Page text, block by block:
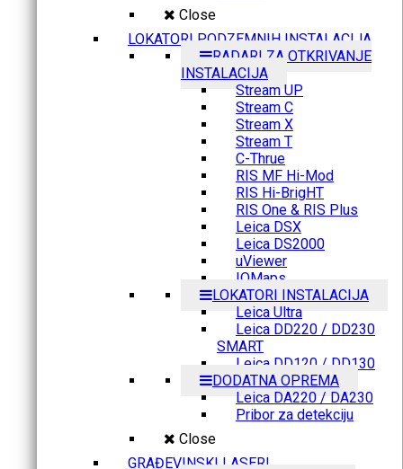
Close
LOKATORI PODZEMNIH INSTALACIJA
RADARI ZA OTKRIVANJE
INSTALACIJA
Stream UP
Stream C
Stream X
Stream T
C-Thrue
RIS MF Hi-Mod
RIS Hi-BrigHT
RIS One & RIS Plus
Leica DSX
Leica DS2000
uViewer
IQMaps
LOKATORI INSTALACIJA
Leica Ultra
Leica DD220 / DD230
SMART
Leica DD120 / DD130
DODATNA OPREMA
Leica DA220 / DA230
Pribor za detekciju
Close
GRAĐEVINSKI LASERI